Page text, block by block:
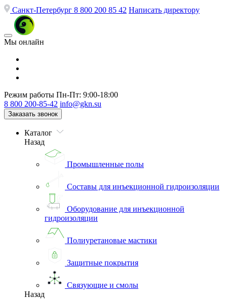
Санкт-Петербург 8 800 200 85 42 Написать директору
Мы онлайн
Режим работы Пн-Пт: 9:00-18:00
8 800 200-85-42 info@gkn.su
Заказать звонок
Каталог
Назад
Промышленные полы
Составы для инъекционной гидроизоляции
Оборудование для инъекционной
гидроизоляции
Полиуретановые мастики
Защитные покрытия
Связующие и смолы
Назад